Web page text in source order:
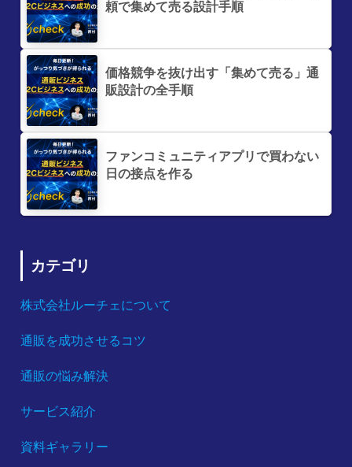
頼で集めて売る設計手順
価格競争を抜け出す「集めて売る」通
販設計の全手順
ファンコミュニティアプリで買わない
日の接点を作る
カテゴリ
株式会社ルーチェについて
通販を成功させるコツ
通販の悩み解決
サービス紹介
資料ギャラリー